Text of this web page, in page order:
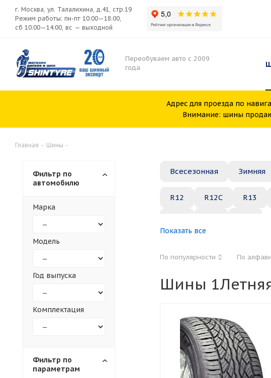
г. Москва, ул. Талалихина, д.41, стр.19
Режим работы: пн-пт 10:00—18:00,
сб 10:00—14:00, вс — выходной
Переобуваем авто с 2009
года
Адрес для проезда по
Внимание: шины
Главная - Шины -
Всесезонная Зимняя
R12 R12C R13
30 35 40 45
Показать все
По популярности По
Шины
Фильтр по
автомобилю
Марка
Модель
Год выпуска
Комплектация
Фильтр по
параметрам